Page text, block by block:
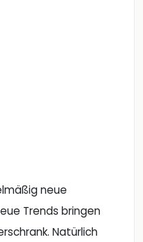
neue
Trends bringen
Natürlich